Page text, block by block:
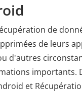
de
de leurs
d'autres
importants.
et